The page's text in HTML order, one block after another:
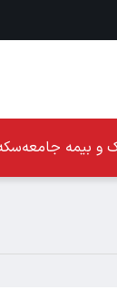
و بیمه جامعه